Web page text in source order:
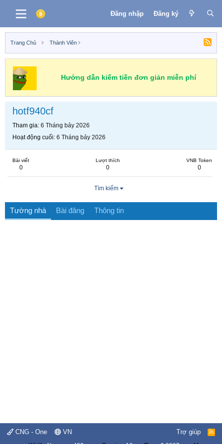
Đăng nhập Đăng ký
Trang Chủ Thành Viên
Hướng dẫn kiếm tiền đơn giản miễn phí
hotf940cf
Tham gia 6 Tháng bảy 2026
Hoạt động cuối 6 Tháng bảy 2026
Bài viết
0
Lượt thích
0
VNB Token
0
Tìm kiếm
Tường nhà Bài đăng Thông tin
CNG - One VN Trợ giúp
R